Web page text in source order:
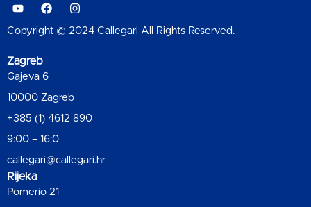
Copyright © 2024 Callegari All Rights Reserved.
Zagreb
Gajeva 6
10000 Zagreb
+385 (1) 4612 890
9:00 – 16:0
callegari@callegari.hr
Rijeka
Pomerio 21